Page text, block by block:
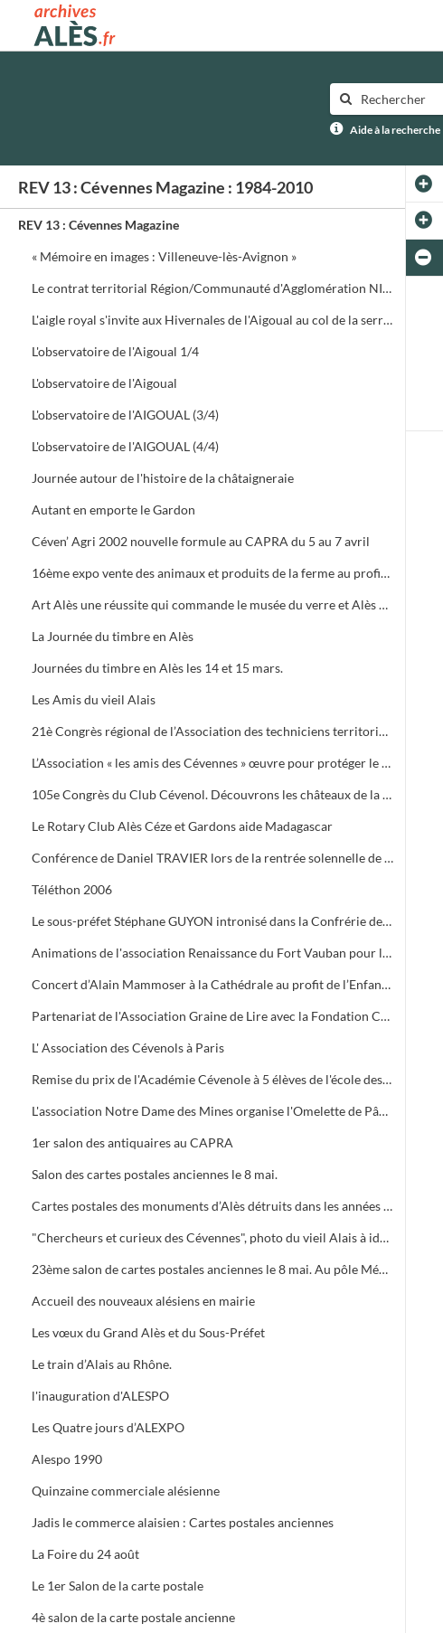
Archives municipales d'Alès
Aide à la recherche
REV 13 : Cévennes Magazine : 1984-2010
REV 13 : Cévennes Magazine
« Mémoire en images : Villeneuve-lès-Avignon »
Le contrat territorial Région/Communauté d'Agglomération NIMES Métropole
L'aigle royal s'invite aux Hivernales de l'Aigoual au col de la serreyrède. Programme de la journée
L'observatoire de l'Aigoual 1/4
L'observatoire de l'Aigoual
L'observatoire de l'AIGOUAL (3/4)
L'observatoire de l'AIGOUAL (4/4)
Journée autour de l'histoire de la châtaigneraie
Autant en emporte le Gardon
Céven’ Agri 2002 nouvelle formule au CAPRA du 5 au 7 avril
16ème expo vente des animaux et produits de la ferme au profit des orphelins des sapeurs-pompiers aux halles de Bruèges
Art Alès une réussite qui commande le musée du verre et Alès capitale des Cévennes, départ du chemin des verriers.
La Journée du timbre en Alès
Journées du timbre en Alès les 14 et 15 mars.
Les Amis du vieil Alais
21è Congrès régional de l’Association des techniciens territoriaux.
L’Association « les amis des Cévennes » œuvre pour protéger le patrimoine cévenol.
105e Congrès du Club Cévenol. Découvrons les châteaux de la Vaunage
Le Rotary Club Alès Céze et Gardons aide Madagascar
Conférence de Daniel TRAVIER lors de la rentrée solennelle de l'Académie Cévenole
Téléthon 2006
Le sous-préfet Stéphane GUYON intronisé dans la Confrérie des Mange Tripes
Animations de l'association Renaissance du Fort Vauban pour le Téléthon
Concert d’Alain Mammoser à la Cathédrale au profit de l’Enfance Inadaptée.
Partenariat de l'Association Graine de Lire avec la Fondation Crédit Mutuel
L' Association des Cévenols à Paris
Remise du prix de l'Académie Cévenole à 5 élèves de l'école des Mines pour leur travail sur la mine et ses conséquences sur l'économie et les paysages.
L'association Notre Dame des Mines organise l'Omelette de Pâques à l'Ermitage
1er salon des antiquaires au CAPRA
Salon des cartes postales anciennes le 8 mai.
Cartes postales des monuments d’Alès détruits dans les années 1960.
"Chercheurs et curieux des Cévennes", photo du vieil Alais à identifier.
23ème salon de cartes postales anciennes le 8 mai. Au pôle Mécanique grand prix camion
Accueil des nouveaux alésiens en mairie
Les vœux du Grand Alès et du Sous-Préfet
Le train d’Alais au Rhône.
l'inauguration d'ALESPO
Les Quatre jours d’ALEXPO
Alespo 1990
Quinzaine commerciale alésienne
Jadis le commerce alaisien : Cartes postales anciennes
La Foire du 24 août
Le 1er Salon de la carte postale
4è salon de la carte postale ancienne